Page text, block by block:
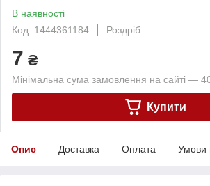
В наявності
Код: 1444361184
Роздріб
7 ₴
Мінімальна сума замовлення на сайті —
Купити
Опис Доставка Оплата Умови